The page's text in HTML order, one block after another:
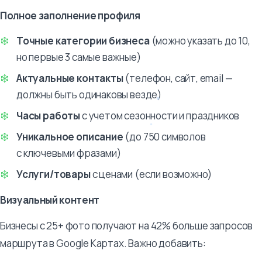
Полное заполнение профиля
Точные категории бизнеса(можно указать до 10,
но первые 3 самые важные)
Актуальные контакты(телефон, сайт, email —
должны быть одинаковы везде)
Часы работыс учетом сезонности и праздников
Уникальное описание (до 750 символов
с ключевыми фразами)
Услуги/товарыс ценами (если возможно)
Визуальный контент
Бизнесы с 25+ фото получают на 42% больше запросов
маршрута в Google Картах. Важно добавить: